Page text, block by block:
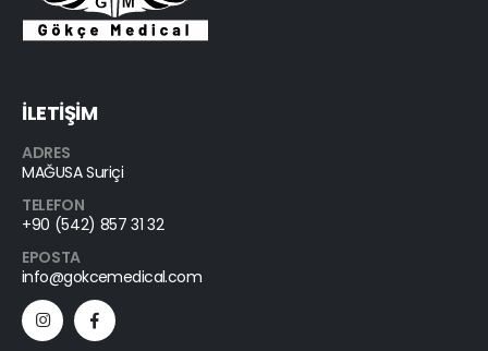
İLETİŞİM
ADRES
MAĞUSA Suriçi
TELEFON
+90 (542) 857 31 32
EPOSTA
info@gokcemedical.com